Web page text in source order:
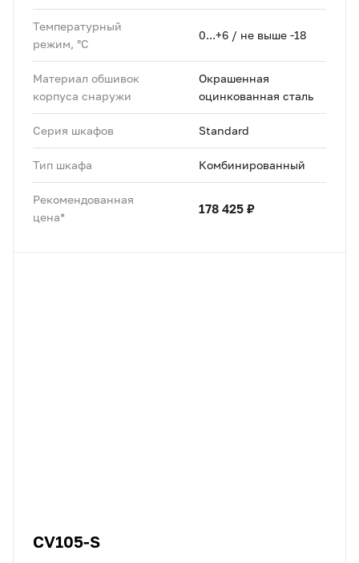
Температурный
режим, °C
0...+6 / не выше -18
Материал обшивок
корпуса снаружи
Окрашенная
оцинкованная сталь
Серия шкафов Standard
Тип шкафа Комбинированный
Рекомендованная
цена*
178 425 ₽
CV105-S